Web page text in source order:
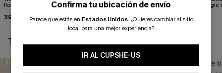
floral Act of Self-Love
39,00 €
Misty Amethyst Slim &
35,00 €
Black
37,00 €
TAMBIÉN TE PUEDE GUSTAR
Confirma tu ubicación de envío
Parece que estás en Estados Unidos. ¿Quieres cambiar al sitio
local para una mejor experiencia?
IR AL CUPSHE-US